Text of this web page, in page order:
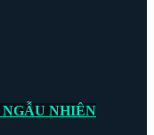
NHIÊN